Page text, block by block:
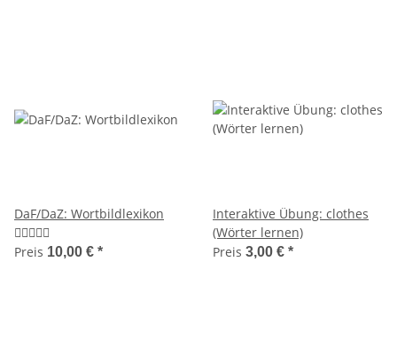
DaF/DaZ: Wortbildlexikon
Preis 10,00 € *
Interaktive Übung: clothes
(Wörter lernen)
Preis 3,00 € *